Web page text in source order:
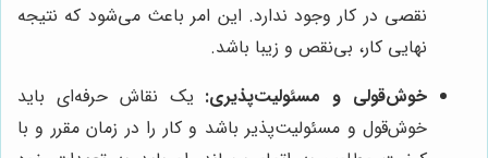
نقصی در کار وجود ندارد. این امر باعث می‌شود که نتیجه
نهایی کار، بی‌نقص و زیبا باشد.
خوش‌قولی و مسئولیت‌پذیری: یک نقاش حرفه‌ای باید
خوش‌قول و مسئولیت‌پذیر باشد و کار را در زمان مقرر و با